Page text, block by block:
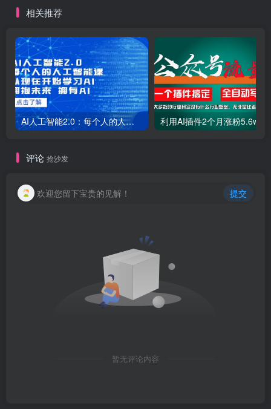
相关推荐
AI人工智能2.0：每个人的人工智能课：从现在开始学习AI（38节课）
评论 抢沙发
欢迎您留下宝贵的见解！ 提交
暂无评论内容